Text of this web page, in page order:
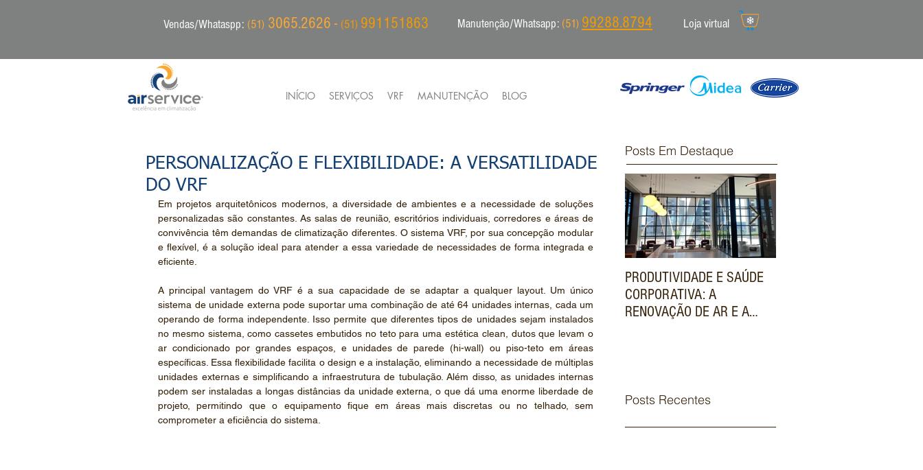
Vendas/Whataspp: (51) 3065.2626 - (51) 991151863 Manutenção/Whatsapp: (51) 99288.8794 Loja virtual
INÍCIO SERVIÇOS VRF MANUTENÇÃO BLOG
PERSONALIZAÇÃO E FLEXIBILIDADE: A VERSATILIDADE
DO VRF
Em projetos arquitetônicos modernos, a diversidade de ambientes e a necessidade de soluções
personalizadas são constantes. As salas de reunião, escritórios individuais, corredores e áreas de
convivência têm demandas de climatização diferentes. O sistema VRF, por sua concepção modular
e flexível, é a solução ideal para atender a essa variedade de necessidades de forma integrada e
eficiente.
A principal vantagem do VRF é a sua capacidade de se adaptar a qualquer layout. Um único
sistema de unidade externa pode suportar uma combinação de até 64 unidades internas, cada um
operando de forma independente. Isso permite que diferentes tipos de unidades sejam instalados
no mesmo sistema, como cassetes embutidos no teto para uma estética clean, dutos que levam o
ar condicionado por grandes espaços, e unidades de parede (hi-wall) ou piso-teto em áreas
específicas. Essa flexibilidade facilita o design e a instalação, eliminando a necessidade de múltiplas
unidades externas e simplificando a infraestrutura de tubulação. Além disso, as unidades internas
podem ser instaladas a longas distâncias da unidade externa, o que dá uma enorme liberdade de
projeto, permitindo que o equipamento fique em áreas mais discretas ou no telhado, sem
comprometer a eficiência do sistema.
Posts Em Destaque
PRODUTIVIDADE E SAÚDE
CORPORATIVA: A
RENOVAÇÃO DE AR E A
Posts Recentes